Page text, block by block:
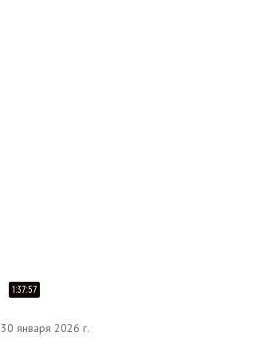
1:37:57
30 января 2026 г.